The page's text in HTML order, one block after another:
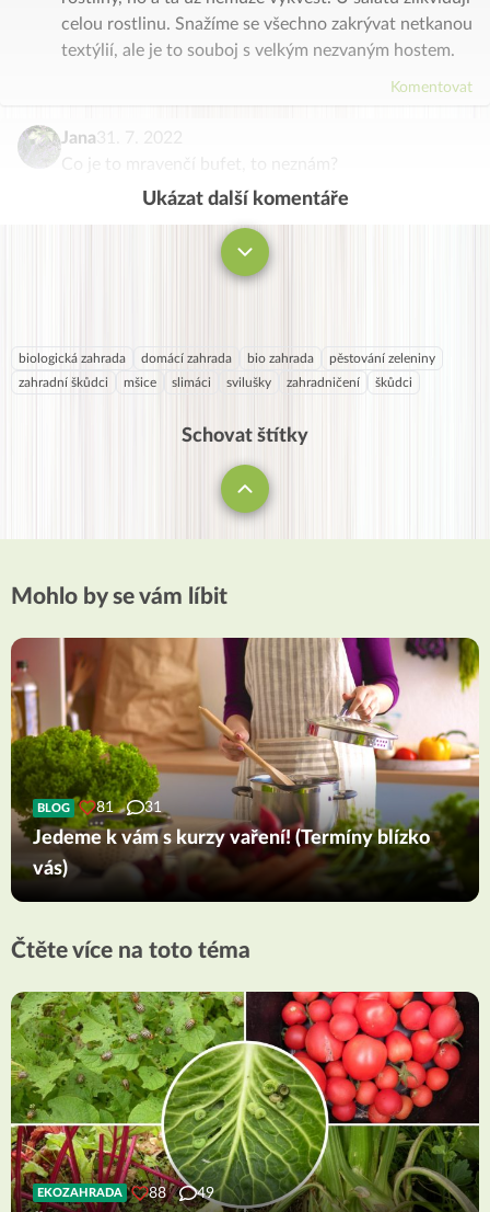
celou rostlinu. Snažíme se všechno zakrývat netkanou
textýlií, ale je to souboj s velkým nezvaným hostem.
Komentovat
Jana 31. 7. 2022
Co je to mravenčí bufet, to neznám?
Ukázat další komentáře
biologická zahrada domácí zahrada bio zahrada
pěstování zeleniny
zahradní škůdci
mšice slimáci svilušky zahradničení škůdci
Schovat štítky
Mohlo by se vám líbit
BLOG 81 31
Jedeme k vám s kurzy vaření! (Termíny blízko
vás)
Čtěte více na toto téma
EKOZAHRADA 88 49